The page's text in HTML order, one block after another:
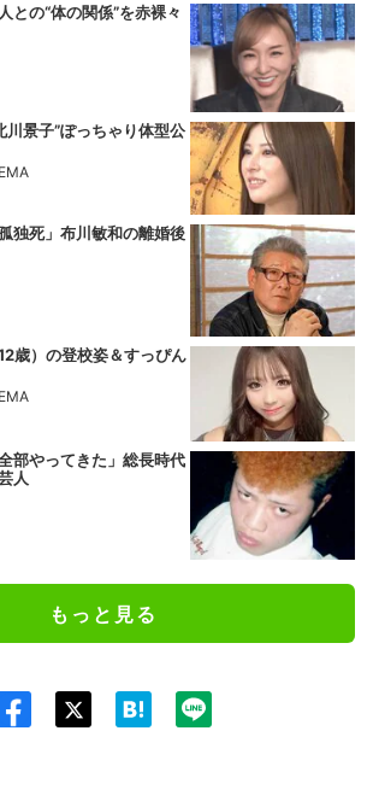
との“体の関係”を赤裸々
川景子”ぽっちゃり体型公
独死」布川敏和の離婚後
歳）の登校姿＆すっぴん
部やってきた」総長時代
人
もっと見る